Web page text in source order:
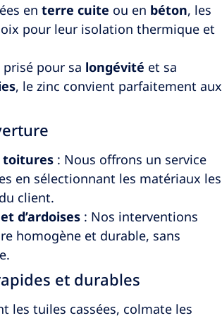
en terre cuite ou en béton, les
pour leur isolation thermique et
pour sa longévité et sa
, le zinc convient parfaitement aux
toitures : Nous offrons un service
en sélectionnant les matériaux les
client.
d’ardoises : Nos interventions
homogène et durable, sans
et durables
les tuiles cassées, colmate les